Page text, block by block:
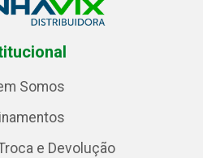
Somos
e Devolução